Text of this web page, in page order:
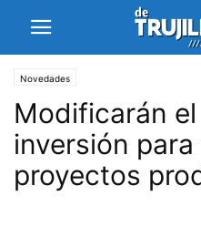
Novedades
Modificarán
inversión
proyectos